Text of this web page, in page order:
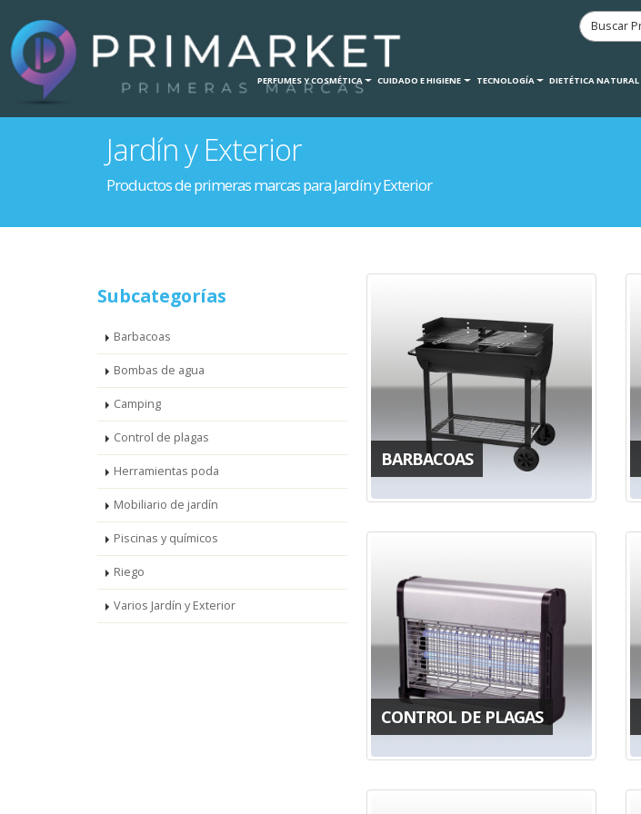
PERFUMES Y COSMÉTICA CUIDADO E HIGIENE TECNOLOGÍA DIETÉTICA NATURAL
Jardín y Exterior
Productos de primeras marcas para Jardín y Exterior
Subcategorías
Barbacoas
Bombas de agua
Camping
Control de plagas
Herramientas poda
Mobiliario de jardín
Piscinas y químicos
Riego
Varios Jardín y Exterior
BARBACOAS
CONTROL DE PLAGAS